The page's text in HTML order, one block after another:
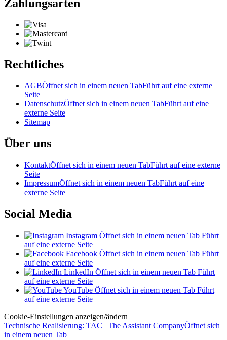
Zahlungsarten
Rechtliches
AGBÖffnet sich in einem neuen TabFührt auf eine externe
Seite
DatenschutzÖffnet sich in einem neuen TabFührt auf eine
externe Seite
Sitemap
Über uns
KontaktÖffnet sich in einem neuen TabFührt auf eine externe
Seite
ImpressumÖffnet sich in einem neuen TabFührt auf eine
externe Seite
Social Media
Instagram Öffnet sich in einem neuen Tab Führt
auf eine externe Seite
Facebook Öffnet sich in einem neuen Tab Führt
auf eine externe Seite
LinkedIn Öffnet sich in einem neuen Tab Führt
auf eine externe Seite
YouTube Öffnet sich in einem neuen Tab Führt
auf eine externe Seite
Cookie-Einstellungen anzeigen/ändern
Technische Realisierung: TAC | The Assistant CompanyÖffnet sich
in einem neuen Tab